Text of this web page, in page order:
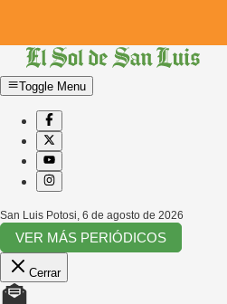
Toggle Menu
San Luis Potosi 6 de agosto de 2026
VER MÁS PERIÓDICOS
Cerrar